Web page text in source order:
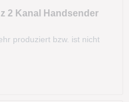
2 Kanal Handsender
produziert bzw. ist nicht